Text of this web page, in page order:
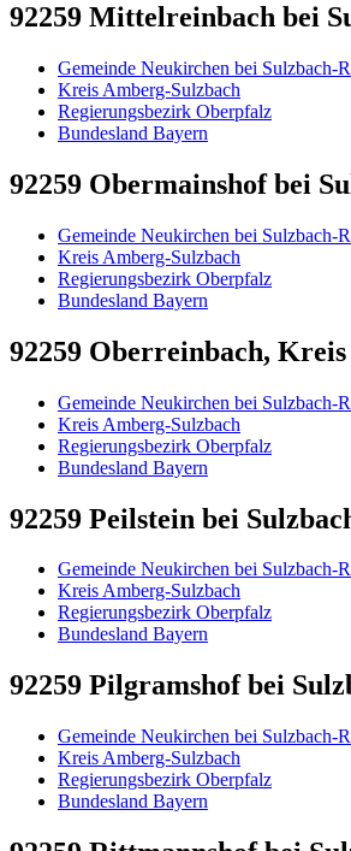
92259 Mittelreinbach bei
Gemeinde Neukirchen bei Sulzbach-
Kreis Amberg-Sulzbach
Regierungsbezirk Oberpfalz
Bundesland Bayern
92259 Obermainshof bei
Gemeinde Neukirchen bei Sulzbach-
Kreis Amberg-Sulzbach
Regierungsbezirk Oberpfalz
Bundesland Bayern
92259 Oberreinbach,
Gemeinde Neukirchen bei Sulzbach-
Kreis Amberg-Sulzbach
Regierungsbezirk Oberpfalz
Bundesland Bayern
92259 Peilstein bei
Gemeinde Neukirchen bei Sulzbach-
Kreis Amberg-Sulzbach
Regierungsbezirk Oberpfalz
Bundesland Bayern
92259 Pilgramshof bei
Gemeinde Neukirchen bei Sulzbach-
Kreis Amberg-Sulzbach
Regierungsbezirk Oberpfalz
Bundesland Bayern